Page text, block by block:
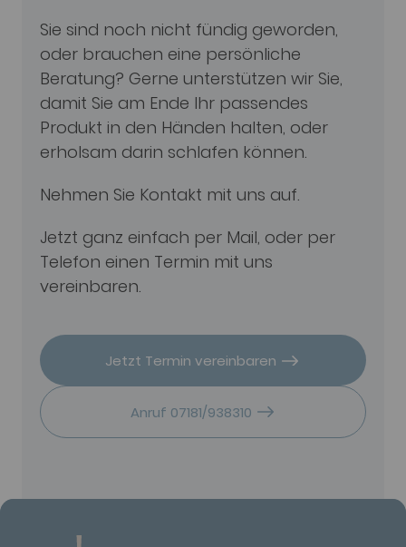
Sie sind noch nicht fündig geworden,
oder brauchen eine persönliche
Beratung? Gerne unterstützen wir Sie,
damit Sie am Ende Ihr passendes
Produkt in den Händen halten, oder
erholsam darin schlafen können.
Nehmen Sie Kontakt mit uns auf.
Jetzt ganz einfach per Mail, oder per
Telefon einen Termin mit uns
vereinbaren.
Jetzt Termin vereinbaren
Anruf 07181/938310